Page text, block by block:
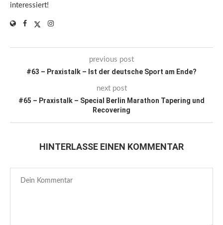
interessiert!
previous post
#63 – Praxistalk – Ist der deutsche Sport am Ende?
next post
#65 – Praxistalk – Special Berlin Marathon Tapering und
Recovering
HINTERLASSE EINEN KOMMENTAR